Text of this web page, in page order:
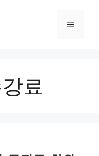
메
료